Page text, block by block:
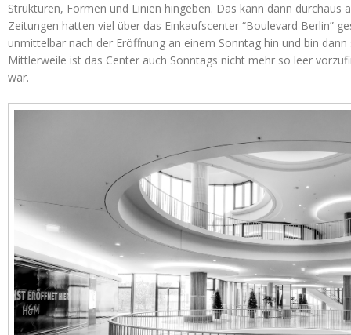
Strukturen, Formen und Linien hingeben. Das kann dann durchaus
Zeitungen hatten viel über das Einkaufscenter “Boulevard Berlin”
unmittelbar nach der Eröffnung an einem Sonntag hin und bin
Mittlerweile ist das Center auch Sonntags nicht mehr so leer
war.